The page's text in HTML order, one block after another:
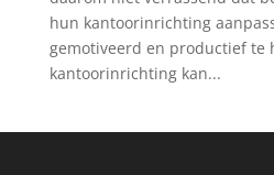
hun kantoorinrichting
gemotiveerd en productief te
kantoorinrichting kan...